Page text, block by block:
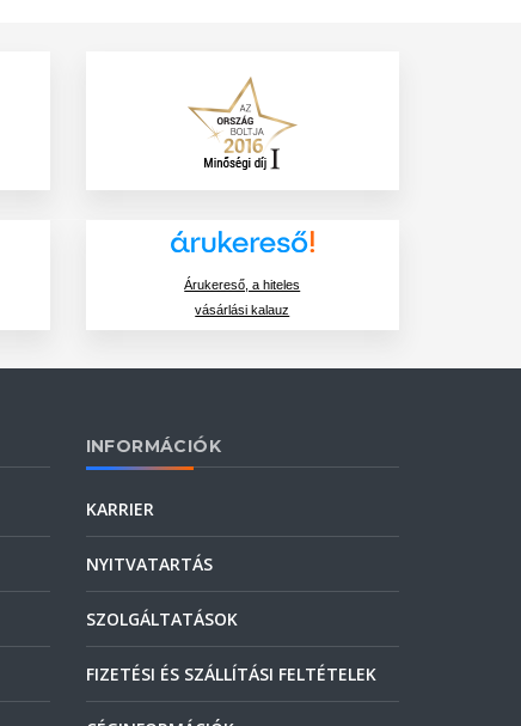
Árukereső, a hiteles
vásárlási kalauz
INFORMÁCIÓK
KARRIER
NYITVATARTÁS
SZOLGÁLTATÁSOK
FIZETÉSI ÉS SZÁLLÍTÁSI FELTÉTELEK